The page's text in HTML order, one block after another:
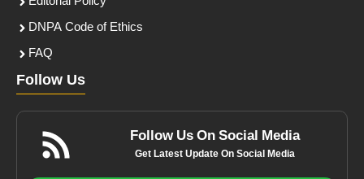
DNPA Code of Ethics
FAQ
Follow Us
Follow Us On Social Media
Get Latest Update On Social Media